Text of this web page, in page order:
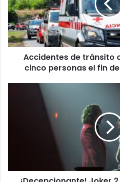
la
vida
de
cinco
personas
Accidentes de tránsito
cinco personas el fin
¡Decepcionante!
expertos